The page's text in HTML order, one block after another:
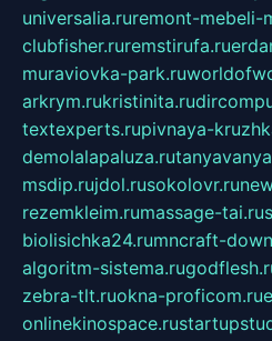
universalia.ruremont-mebeli-
clubfisher.ruremstirufa.ru
muraviovka-park.ru
arkrym.rukristinita.ru
textexperts.rupivnaya-
demolalapaluza.ru
msdip.rujdol.rusokolovr.ru
rezemkleim.rumassage-tai.ru
biolisichka24.rumncraft-
algoritm-sistema.ru
zebra-tlt.ruokna-proficom.ru
onlinekinospace.ru